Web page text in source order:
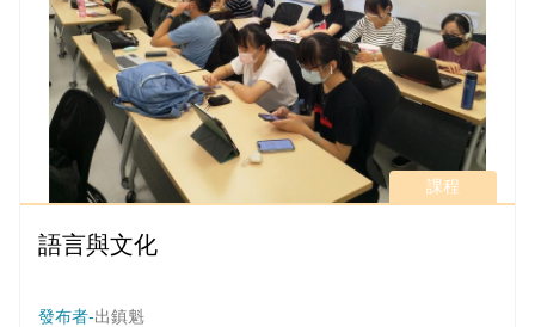
課程
語言與文化
發布者-出鎮魁